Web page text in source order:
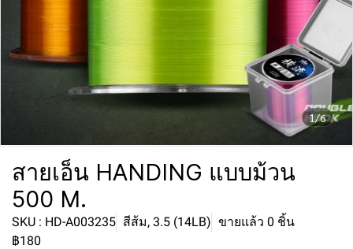
1/6
สายเอ็น HANDING แบบม้วน
500 M.
SKU : HD-A003235 สีส้ม, 3.5 (14LB) ขายแล้ว 0 ชิ้น
฿180